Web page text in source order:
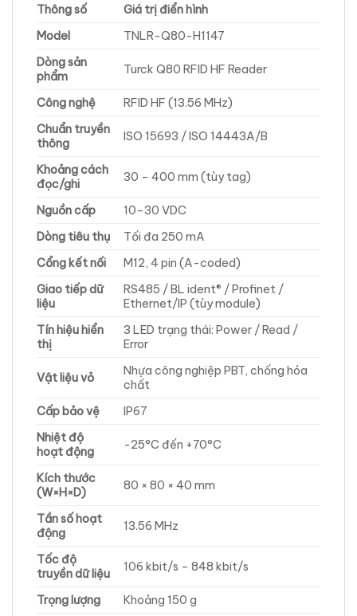
Thông số
Giá trị điển hình
Model
TNLR-Q80-H1147
Dòng sản
phẩm
Turck Q80 RFID HF Reader
Công nghệ
RFID HF (13.56 MHz)
Chuẩn truyền
thông
ISO 15693 / ISO 14443A/B
Khoảng cách
đọc/ghi
30 – 400 mm (tùy tag)
Nguồn cấp
10–30 VDC
Dòng tiêu thụ
Tối đa 250 mA
Cổng kết nối
M12, 4 pin (A-coded)
Giao tiếp dữ
liệu
RS485 / BL ident® / Profinet /
Ethernet/IP (tùy module)
Tín hiệu hiển
thị
3 LED trạng thái: Power / Read /
Error
Vật liệu vỏ
Nhựa công nghiệp PBT, chống hóa
chất
Cấp bảo vệ
IP67
Nhiệt độ
hoạt động
-25°C đến +70°C
Kích thước
(W×H×D)
80 × 80 × 40 mm
Tần số hoạt
động
13.56 MHz
Tốc độ
truyền dữ liệu
106 kbit/s – 848 kbit/s
Trọng lượng Khoảng 150 g